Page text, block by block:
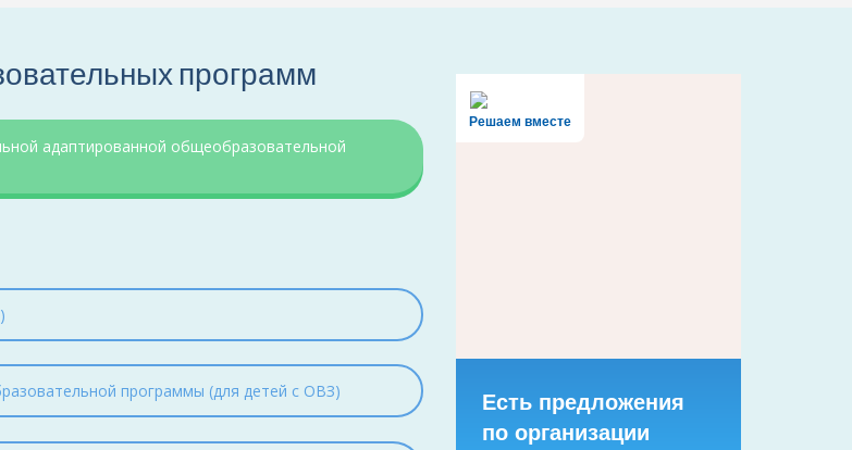
программ
адаптированной общеобразовательной
программы (для детей с ОВЗ)
Решаем вместе
Есть предложения
по организации